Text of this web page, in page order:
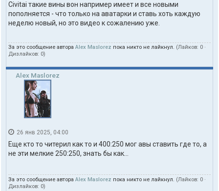
Civitai такие вины вон например имеет и все новыми
пополняется - что только на аватарки и ставь хоть каждую
неделю новый, но это видео к сожалению уже.
За это сообщение автора Alex Maslorez пока никто не лайкнул. (Лайков: 0 ·
Дизлайков: 0)
Alex Maslorez
26 янв 2025, 04:00
Еще кто то читерил как то и 400:250 мог авы ставить где то, а
не эти мелкие 250:250, знать бы как...
За это сообщение автора Alex Maslorez пока никто не лайкнул. (Лайков: 0 ·
Дизлайков: 0)